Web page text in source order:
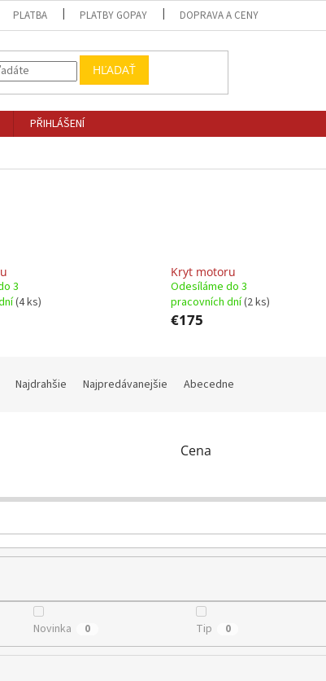
PLATBA PLATBY GOPAY DOPRAVA A CENY
HĽADAŤ
PŘIHLÁŠENÍ
3
(4 ks)
Kryt motoru
Odesíláme do 3
pracovních dní(2 ks)
€175
Najdrahšie Najpredávanejšie Abecedne
Cena
Novinka 0 Tip 0